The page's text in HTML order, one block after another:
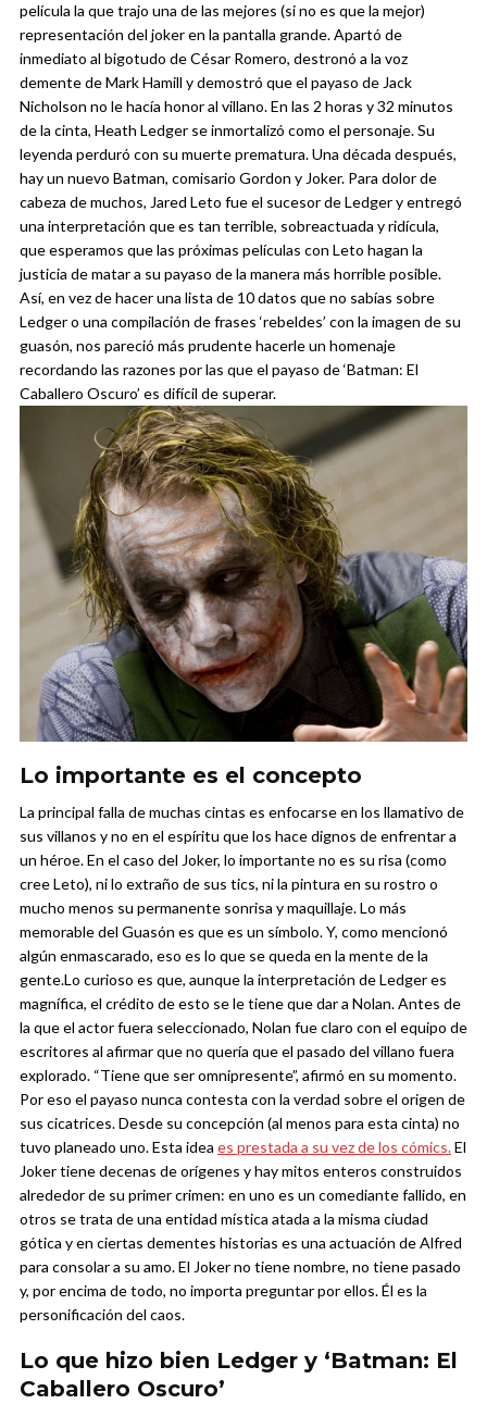
película la que trajo una de las mejores (si no es que la mejor)
representación del joker en la pantalla grande. Apartó de
inmediato al bigotudo de César Romero, destronó a la voz
demente de Mark Hamill y demostró que el payaso de Jack
Nicholson no le hacía honor al villano. En las 2 horas y 32 minutos
de la cinta, Heath Ledger se inmortalizó como el personaje. Su
leyenda perduró con su muerte prematura.Una década después,
hay un nuevo Batman, comisario Gordon y Joker. Para dolor de
cabeza de muchos, Jared Leto fue el sucesor de Ledger y entregó
una interpretación que es tan terrible, sobreactuada y ridícula,
que esperamos que las próximas películas con Leto hagan la
justicia de matar a su payaso de la manera más horrible posible.
Así, en vez de hacer una lista de 10 datos que no sabías sobre
Ledger o una compilación de frases ‘rebeldes’ con la imagen de su
guasón, nos pareció más prudente hacerle un homenaje
recordando las razones por las que el payaso de ‘Batman: El
Caballero Oscuro’ es difícil de superar.
Lo importante es el concepto
La principal falla de muchas cintas es enfocarse en los llamativo de
sus villanos y no en el espíritu que los hace dignos de enfrentar a
un héroe. En el caso del Joker, lo importante no es su risa (como
cree Leto), ni lo extraño de sus tics, ni la pintura en su rostro o
mucho menos su permanente sonrisa y maquillaje. Lo más
memorable del Guasón es que es un símbolo. Y, como mencionó
algún enmascarado, eso es lo que se queda en la mente de la
gente.Lo curioso es que, aunque la interpretación de Ledger es
magnífica, el crédito de esto se le tiene que dar a Nolan. Antes de
la que el actor fuera seleccionado, Nolan fue claro con el equipo de
escritores al afirmar que no quería que el pasado del villano fuera
explorado. “Tiene que ser omnipresente”, afirmó en su momento.
Por eso el payaso nunca contesta con la verdad sobre el origen de
sus cicatrices. Desde su concepción (al menos para esta cinta) no
tuvo planeado uno.Esta idea es prestada a su vez de los cómics.El
Joker tiene decenas de orígenes y hay mitos enteros construidos
alrededor de su primer crimen: en uno es un comediante fallido, en
otros se trata de una entidad mística atada a la misma ciudad
gótica y en ciertas dementes historias es una actuación de Alfred
para consolar a su amo. El Joker no tiene nombre, no tiene pasado
y, por encima de todo, no importa preguntar por ellos. Él es la
personificación del caos.
Lo que hizo bien Ledger y ‘Batman: El
Caballero Oscuro’